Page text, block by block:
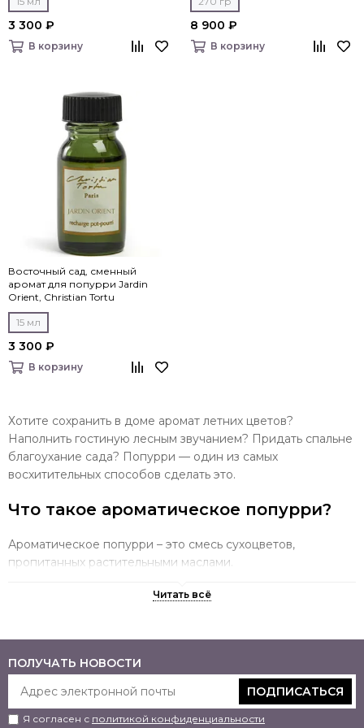
3 300 ₽
В корзину
8 900 ₽
В корзину
Восточный сад, сменный
аромат для попурри Jardin
Orient, Christian Tortu
15 мл
3 300 ₽
В корзину
Хотите сохранить в доме аромат летних цветов?
Наполнить гостиную лесным звучанием? Придать спальне
благоухание сада? Попурри — один из самых
восхитительных способов сделать это.
Что такое ароматическое попурри?
Ароматическое попурри – это смесь сухоцветов,
пропитанных растительными маслами.
В зависимости от темы композиции в неё могут входить
Аромамасла имеют верхние, средние и базовые ноты.
Ароматы могут включать самые разные ноты. Выбирайте
любимые. Это может быть головокружительное сочетание
ПОЛУЧАТЬ НОВОСТИ
ПОДПИСАТЬСЯ
Я согласен с политикой конфиденциальности